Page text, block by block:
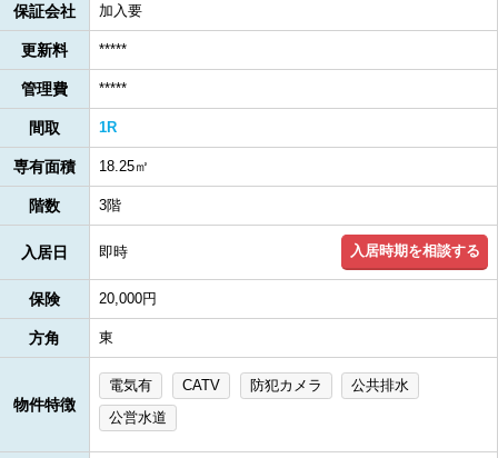
保証会社 加入要
更新料 *****
管理費 *****
間取 1R
専有面積 18.25㎡
階数 3階
入居日 即時 入居時期を相談する
保険 20,000円
方角 東
物件特徴
電気有 CATV 防犯カメラ
公共排水
公営水道